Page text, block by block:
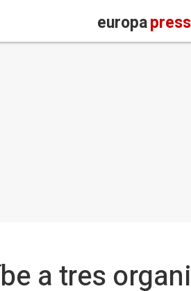
europapress
a tres